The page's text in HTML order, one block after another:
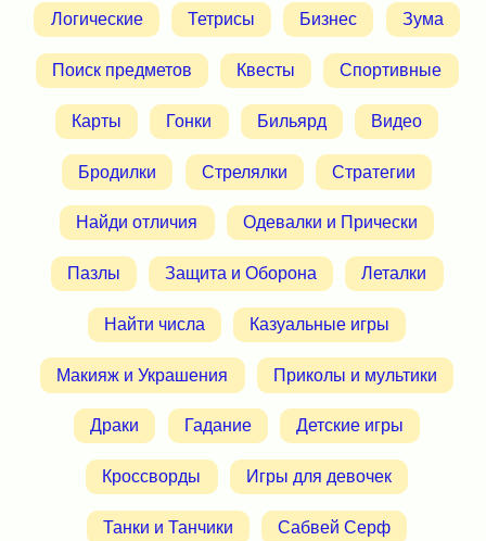
Логические Тетрисы Бизнес Зума
Поиск предметов Квесты Спортивные
Карты Гонки Бильярд Видео
Бродилки Стрелялки Стратегии
Найди отличия Одевалки и Прически
Пазлы Защита и Оборона Леталки
Найти числа Казуальные игры
Макияж и Украшения Приколы и мультики
Драки Гадание Детские игры
Кроссворды Игры для девочек
Танки и Танчики Сабвей Серф